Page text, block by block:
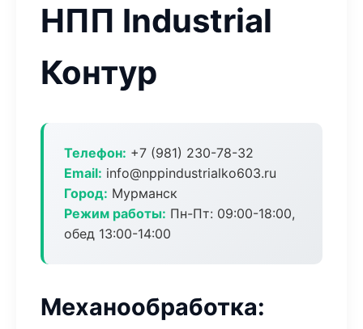
НПП Industrial
Контур
Телефон: +7 (981) 230-78-32
Email: info@nppindustrialko603.ru
Город: Мурманск
Режим работы: Пн-Пт: 09:00-18:00,
обед 13:00-14:00
Механообработка: